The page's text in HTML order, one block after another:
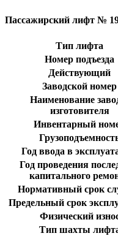
Пассажирский лифт №
Тип лифта
Номер подъезда
Действующий
Заводской номер
Наименование
изготовителя
Инвентарный
Год ввода в
Год проведения
капитального
Нормативный срок
Предельный срок
Физический
Тип шахты